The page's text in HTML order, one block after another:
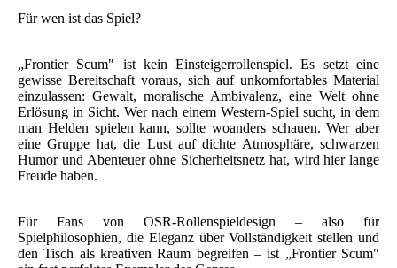
Für wen ist das Spiel?
„Frontier Scum" ist kein Einsteigerrollenspiel. Es setzt eine
gewisse Bereitschaft voraus, sich auf unkomfortables Material
einzulassen: Gewalt, moralische Ambivalenz, eine Welt ohne
Erlösung in Sicht. Wer nach einem Western-Spiel sucht, in dem
man Helden spielen kann, sollte woanders schauen. Wer aber
eine Gruppe hat, die Lust auf dichte Atmosphäre, schwarzen
Humor und Abenteuer ohne Sicherheitsnetz hat, wird hier lange
Freude haben.
Für Fans von OSR-Rollenspieldesign – also für
Spielphilosophien, die Eleganz über Vollständigkeit stellen und
den Tisch als kreativen Raum begreifen – ist „Frontier Scum"